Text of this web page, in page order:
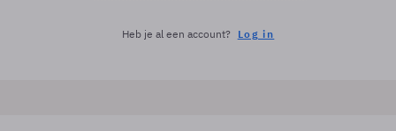
Heb je al een account? Log in